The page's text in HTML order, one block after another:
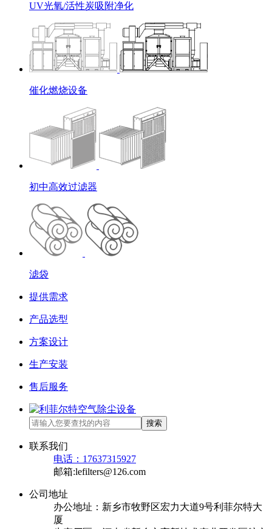
UV光氧/活性炭吸附净化
催化燃烧设备
初中高效过滤器
滤袋
提供需求
产品选型
方案设计
生产安装
售后服务
搜索
联系我们
电话：17637315927
邮箱:lefilters@126.com
公司地址
办公地址：新乡市牧野区宏力大道9号利菲尔特大
厦